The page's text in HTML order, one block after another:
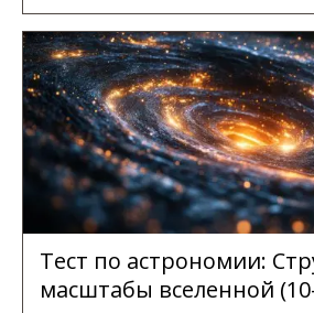
Тест по астрономии:
масштабы вселенной